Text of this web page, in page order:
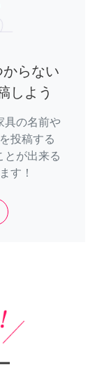
らない
しよう
具の名前や
投稿する
とが出来る
す！